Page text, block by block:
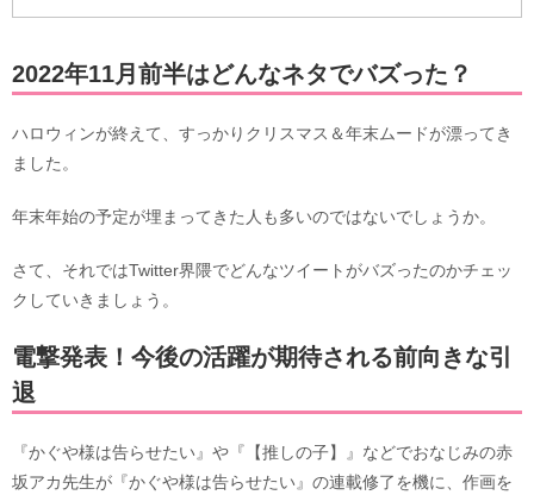
2022年11月前半はどんなネタでバズった？
ハロウィンが終えて、すっかりクリスマス＆年末ムードが漂ってき
ました。
年末年始の予定が埋まってきた人も多いのではないでしょうか。
さて、それではTwitter界隈でどんなツイートがバズったのかチェッ
クしていきましょう。
電撃発表！今後の活躍が期待される前向きな引
退
『かぐや様は告らせたい』や『【推しの子】』などでおなじみの赤
坂アカ先生が『かぐや様は告らせたい』の連載修了を機に、作画を